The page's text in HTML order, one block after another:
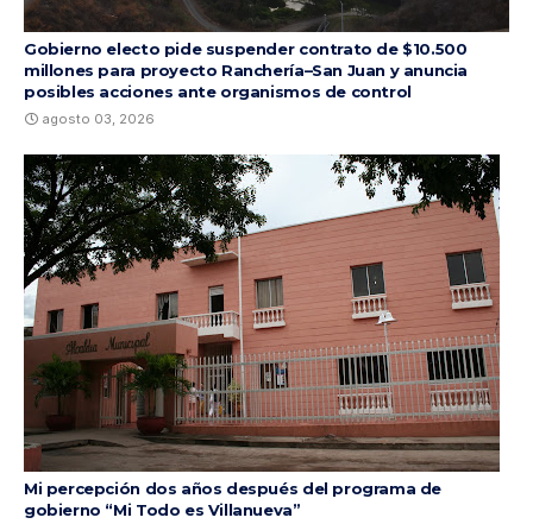
Gobierno electo pide suspender contrato de $10.500
millones para proyecto Ranchería–San Juan y anuncia
posibles acciones ante organismos de control
agosto 03, 2026
Mi percepción dos años después del programa de
gobierno “Mi Todo es Villanueva”